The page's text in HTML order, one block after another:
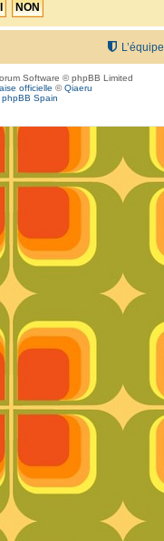
L’équipe
Software © phpBB Limited
officielle ©Qiaeru
phpBB Spain